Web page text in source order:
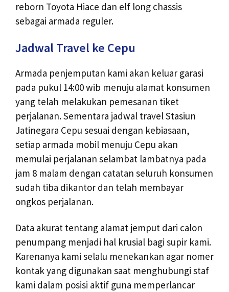
reborn Toyota Hiace dan elf long chassis
sebagai armada reguler.
Jadwal Travel ke Cepu
Armada penjemputan kami akan keluar garasi
pada pukul 14:00 wib menuju alamat konsumen
yang telah melakukan pemesanan tiket
perjalanan. Sementara jadwal travel Stasiun
Jatinegara Cepu sesuai dengan kebiasaan,
setiap armada mobil menuju Cepu akan
memulai perjalanan selambat lambatnya pada
jam 8 malam dengan catatan seluruh konsumen
sudah tiba dikantor dan telah membayar
ongkos perjalanan.
Data akurat tentang alamat jemput dari calon
penumpang menjadi hal krusial bagi supir kami.
Karenanya kami selalu menekankan agar nomer
kontak yang digunakan saat menghubungi staf
kami dalam posisi aktif guna memperlancar